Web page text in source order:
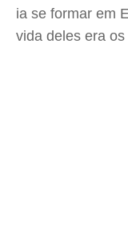
ia se formar em
vida deles era